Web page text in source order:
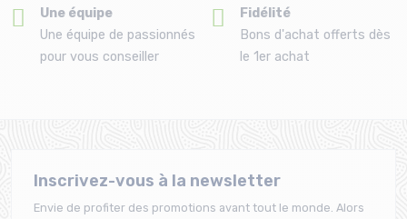
Une équipe
Une équipe de passionnés
pour vous conseiller
Fidélité
Bons d'achat offerts dès
le 1er achat
Inscrivez-vous à la newsletter
Envie de profiter des promotions avant tout le monde. Alors